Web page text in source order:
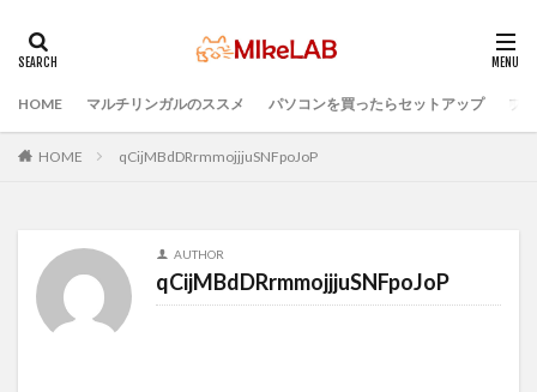
HOME マルチリンガルのススメ パソコンを買ったらセットアップ プ
HOME qCijMBdDRrmmojjjuSNFpoJoP
AUTHOR
qCijMBdDRrmmojjjuSNFpoJoP
タグ
プログラミング言語 ブラインドタッチ
インストール
PCセットアップ
マルチリンガル